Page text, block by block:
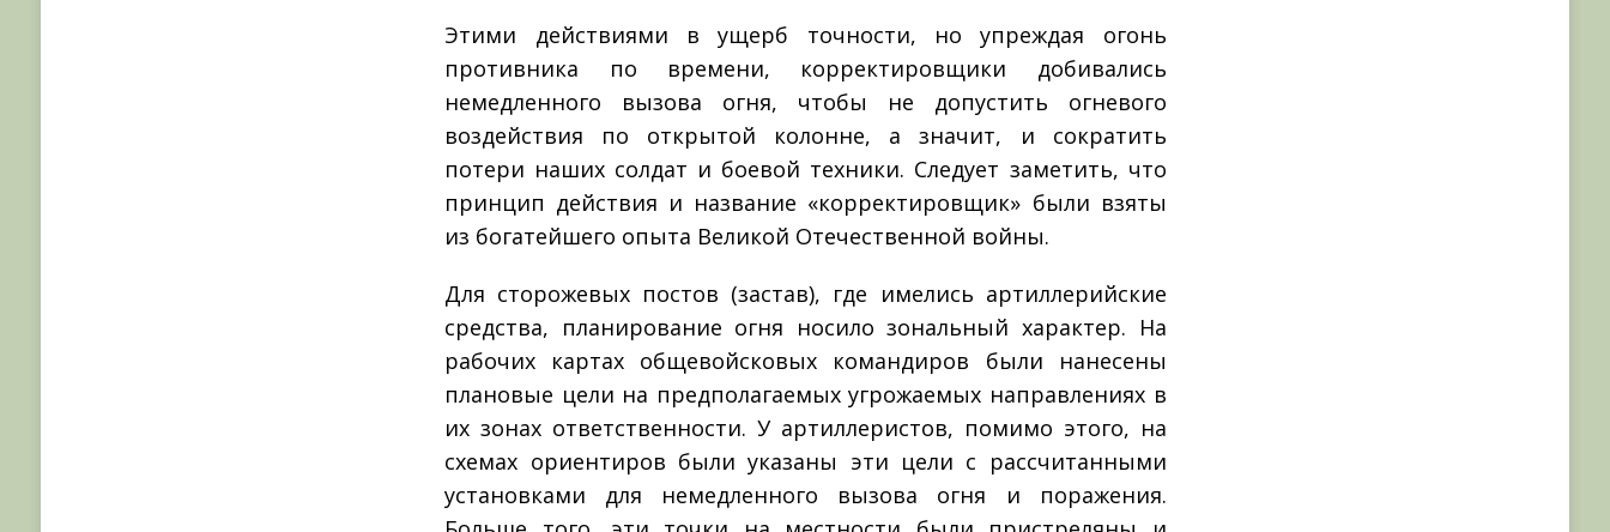
Этими действиями в ущерб точности, но упреждая огонь
противника по времени, корректировщики добивались
немедленного вызова огня, чтобы не допустить огневого
воздействия по открытой колонне, а значит, и сократить
потери наших солдат и боевой техники. Следует заметить, что
принцип действия и название «корректировщик» были взяты
из богатейшего опыта Великой Отечественной войны.
Для сторожевых постов (застав), где имелись артиллерийские
средства, планирование огня носило зональный характер. На
рабочих картах общевойсковых командиров были нанесены
плановые цели на предполагаемых угрожаемых направлениях в
их зонах ответственности. У артиллеристов, помимо этого, на
схемах ориентиров были указаны эти цели с рассчитанными
установками для немедленного вызова огня и поражения.